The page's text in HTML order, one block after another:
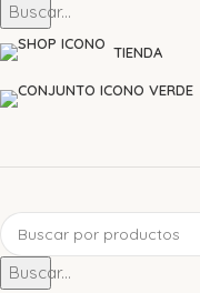
Buscar...
TIENDA
Buscar...